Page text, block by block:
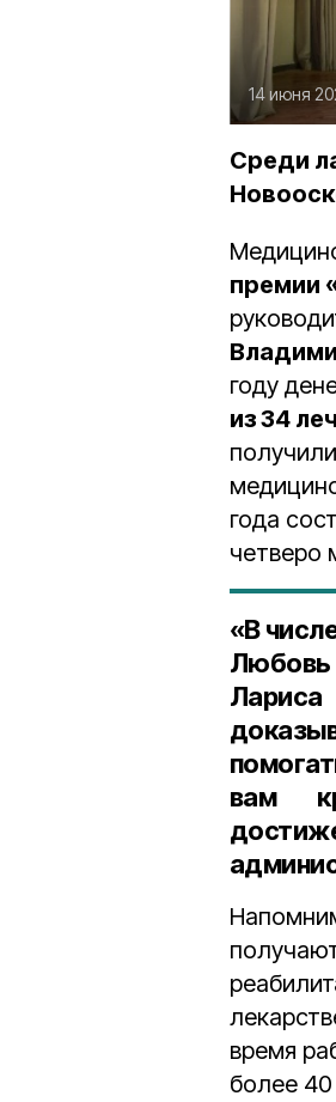
14 июня
Среди
премии
году
из 34
года
четверо
«В
Любовь
вам
время
более